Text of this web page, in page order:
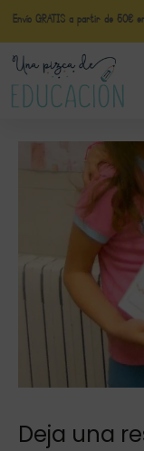
Envío GRATIS a partir de 50€
Deja una